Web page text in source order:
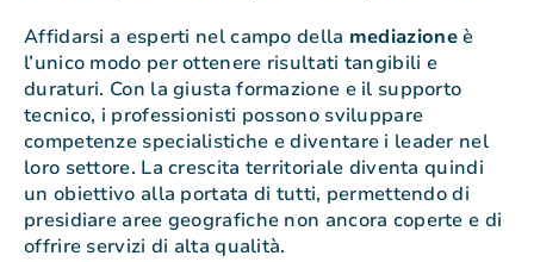
Affidarsi a esperti nel campo della mediazioneè
l’unico modo per ottenere risultati tangibili e
duraturi. Con la giusta formazione e il supporto
tecnico, i professionisti possono sviluppare
competenze specialistiche e diventare i leader nel
loro settore. La crescita territoriale diventa quindi
un obiettivo alla portata di tutti, permettendo di
presidiare aree geografiche non ancora coperte e di
offrire servizi di alta qualità.